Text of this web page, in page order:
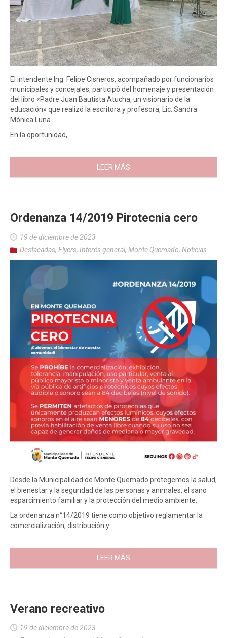
El intendente Ing. Felipe Cisneros, acompañado por funcionarios
municipales y concejales, participó del homenaje y presentación
del libro «Padre Juan Bautista Atucha, un visionario de la
educación» que realizó la escritora y profesora, Lic. Sandra
Mónica Luna.
En la oportunidad,
LEER MÁS
Ordenanza 14/2019 Pirotecnia cero
19 de diciembre de 2023
Destacadas, Flyers, Interés general, Monte Quemado, Noticias
Desde la Municipalidad de Monte Quemado protegemos la salud,
el bienestar y la seguridad de las personas y animales, el sano
esparcimiento familiar y la protección del medio ambiente.
La ordenanza n°14/2019 tiene como objetivo reglamentar la
comercialización, distribución y
LEER MÁS
Verano recreativo
19 de diciembre de 2023